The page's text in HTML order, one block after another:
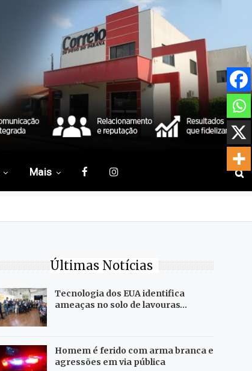
Mais
Últimas Notícias
Tecnologia dos EUA identifica
ameaças no solo de lavouras…
Homem é ferido com arma branca e
agressões em via pública